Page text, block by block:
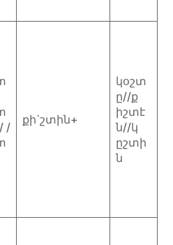
/
քի`շտին+
կօշտ
ը//ք
իշտէ
ն//կ
ըշտի
ն